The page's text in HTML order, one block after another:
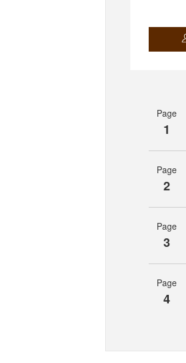
Page
1
Page
2
Page
3
Page
4